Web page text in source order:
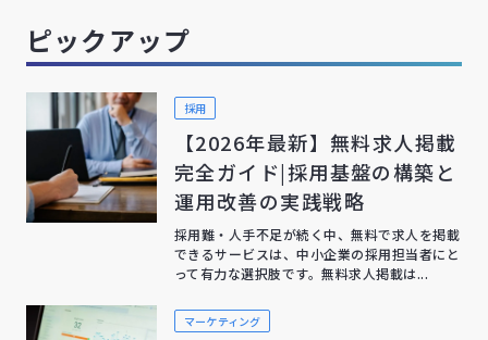
ピックアップ
採用
【2026年最新】無料求人掲載
完全ガイド|採用基盤の構築と
運用改善の実践戦略
採用難・人手不足が続く中、無料で求人を掲載
できるサービスは、中小企業の採用担当者にと
って有力な選択肢です。無料求人掲載は...
マーケティング